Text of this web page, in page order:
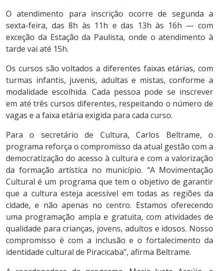
O atendimento para inscrição ocorre de segunda a
sexta-feira, das 8h às 11h e das 13h às 16h — com
exceção da Estação da Paulista, onde o atendimento à
tarde vai até 15h.
Os cursos são voltados a diferentes faixas etárias, com
turmas infantis, juvenis, adultas e mistas, conforme a
modalidade escolhida. Cada pessoa pode se inscrever
em até três cursos diferentes, respeitando o número de
vagas e a faixa etária exigida para cada curso.
Para o secretário de Cultura, Carlos Beltrame, o
programa reforça o compromisso da atual gestão com a
democratização do acesso à cultura e com a valorização
da formação artística no município. “A Movimentação
Cultural é um programa que tem o objetivo de garantir
que a cultura esteja acessível em todas as regiões da
cidade, e não apenas no centro. Estamos oferecendo
uma programação ampla e gratuita, com atividades de
qualidade para crianças, jovens, adultos e idosos. Nosso
compromisso é com a inclusão e o fortalecimento da
identidade cultural de Piracicaba”, afirma Beltrame.